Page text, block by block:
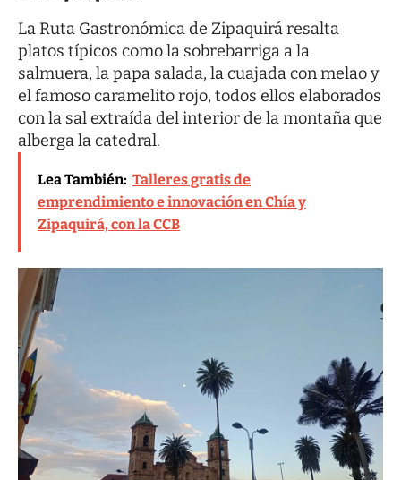
La Ruta Gastronómica de Zipaquirá resalta
platos típicos como la sobrebarriga a la
salmuera, la papa salada, la cuajada con melao y
elfamoso caramelito rojo, todos ellos elaborados
con la sal extraída del interior de la montaña que
alberga la catedral.
Lea También: Talleres gratis de
emprendimiento e innovación en Chía y
Zipaquirá, con la CCB